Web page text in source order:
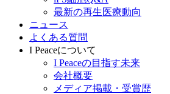
最新の再生医療動向
ニュース
よくある質問
I Peaceについて
I Peaceの目指す未来
会社概要
メディア掲載・受賞歴